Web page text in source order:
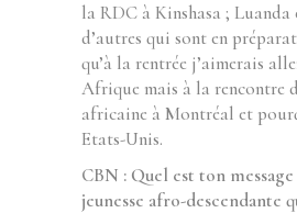
la RDC à Kinshasa ;
d’autres qui sont en
qu’à la rentrée j’aimerais
Afrique mais à la rencontre
africaine à Montréal et
Etats-Unis.
CBN : Quel est ton
jeunesse afro-descendante